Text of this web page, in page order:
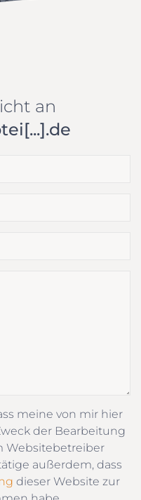
an
meine von mir hier
der Bearbeitung
Websitebetreiber
außerdem, dass
dieser Website zur